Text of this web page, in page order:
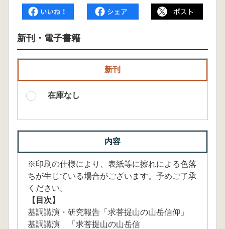
新刊・電子書籍
新刊
在庫なし
内容
※印刷の仕様により、表紙等に擦れによる色落
ちが生じている場合がございます。予めご了承
ください。
【目次】
基調講演・研究報告「求菩提山の山岳信仰」
基調講演 「求菩提山の山岳信